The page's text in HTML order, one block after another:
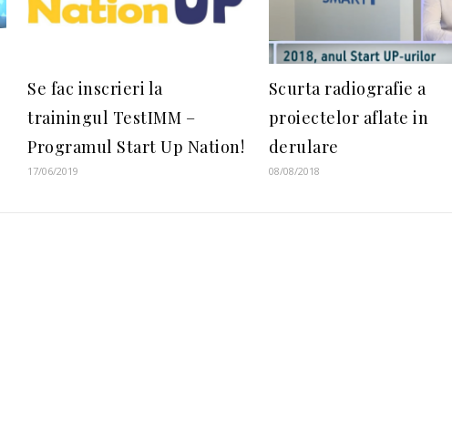
Se fac inscrieri la
trainingul TestIMM –
Programul Start Up Nation!
17/06/2019
Scurta radiografie a
proiectelor aflate in
derulare
08/08/2018